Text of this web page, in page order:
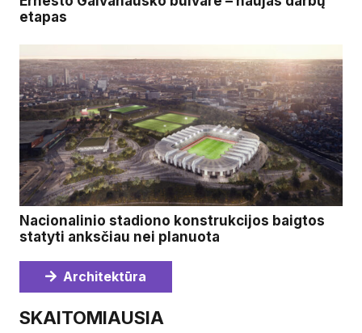
etapas
Nacionalinio stadiono konstrukcijos baigtos
statyti anksčiau nei planuota
Architektūra
SKAITOMIAUSIA